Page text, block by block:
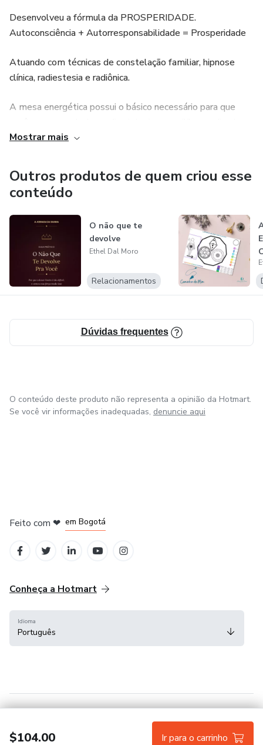
Desenvolveu a fórmula da PROSPERIDADE.
Autoconsciência + Autorresponsabilidade = Prosperidade
Atuando com técnicas de constelação familiar, hipnose
clínica, radiestesia e radiônica.
A mesa energética possui o básico necessário para que
sua energia para seu próprio benefício.
Mostrar mais
Outros produtos de quem criou esse
conteúdo
O não que te
devolve
Ethel Dal Moro
Relacionamentos
Dúvidas frequentes
$104.00 Ir para o carrinho
O conteúdo deste produto não representa a opinião da Hotmart.
Se você vir informações inadequadas, denuncie aqui
Feito com ❤ em Bogotá
Conheça a Hotmart
Idioma
Português